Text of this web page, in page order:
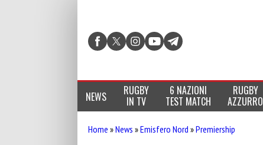
NEWS RUGBY
IN TV
6 NAZIONI
TEST MATCH
RUGBY
AZZURRO
Home »News »Emisfero Nord »Premiership